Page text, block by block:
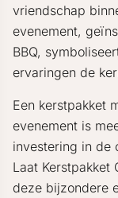
vriendschap
evenement,
BBQ,
ervaringen de
Een kerstpakket
evenement is
investering in de
Laat Kerstpakket
deze bijzondere